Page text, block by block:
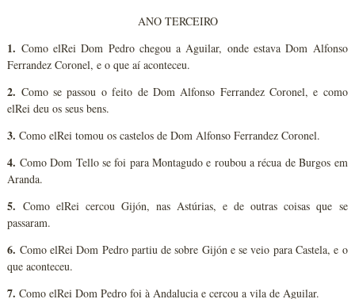
ANO TERCEIRO
1. Como elRei Dom Pedro chegou a Aguilar, onde estava Dom Alfonso
Ferrandez Coronel, e o que aí aconteceu.
2. Como se passou o feito de Dom Alfonso Ferrandez Coronel, e como
elRei deu os seus bens.
3. Como elRei tomou os castelos de Dom Alfonso Ferrandez Coronel.
4. Como Dom Tello se foi para Montagudo e roubou a récua de Burgos em
Aranda.
5. Como elRei cercou Gijón, nas Astúrias, e de outras coisas que se
passaram.
6. Como elRei Dom Pedro partiu de sobre Gijón e se veio para Castela, e o
que aconteceu.
7. Como elRei Dom Pedro foi à Andalucia e cercou a vila de Aguilar.